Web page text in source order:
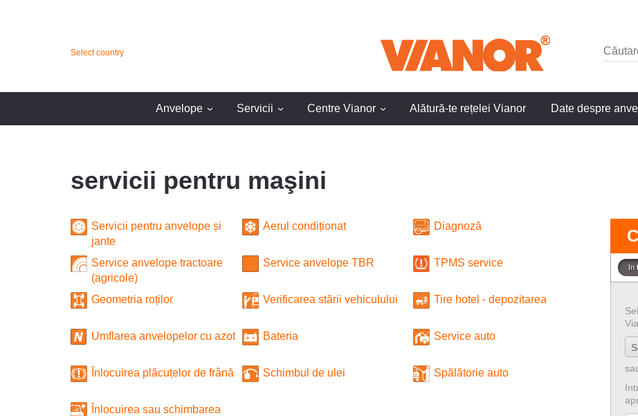
Select country
Anvelope › Servicii › Centre Vianor › Alătură-te rețelei Vianor Date despre
servicii pentru maşini
Servicii pentru anvelope și
jante
Aerul condiționat Diagnoză
Service anvelope tractoare
(agricole)
Service anvelope TBR TPMS service
Geometria roților Verificarea stării vehiculului Tire hotel - depozitarea
Umflarea anvelopelor cu azot Bateria Service auto
Înlocuirea plăcuțelor de frână Schimbul de ulei Spălătorie auto
Înlocuirea sau schimbarea
In